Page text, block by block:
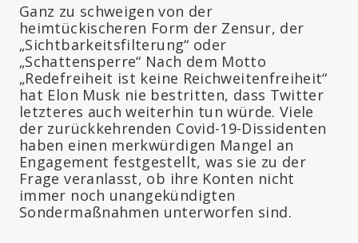
Ganz zu schweigen von der
heimtückischeren Form der Zensur, der
„Sichtbarkeitsfilterung“ oder
„Schattensperre“ Nach dem Motto
„Redefreiheit ist keine Reichweitenfreiheit“
hat Elon Musk nie bestritten, dass Twitter
letzteres auch weiterhin tun würde. Viele
der zurückkehrenden Covid-19-Dissidenten
haben einen merkwürdigen Mangel an
Engagement festgestellt, was sie zu der
Frage veranlasst, ob ihre Konten nicht
immer noch unangekündigten
Sondermaßnahmen unterworfen sind.